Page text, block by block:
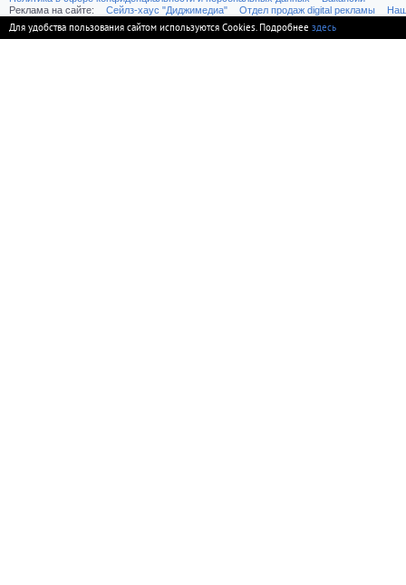
Реклама на сайте:
Cейлз-хаус "Диджимедиа" Отдел продаж digital рекламы
Для удобства пользования сайтом используются Cookies. Подробнее здесь